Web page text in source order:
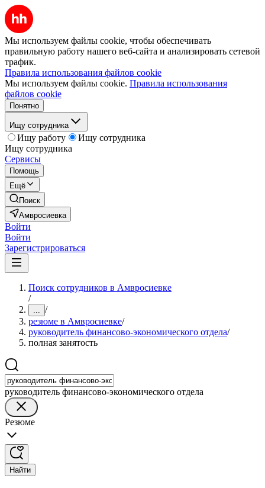
Мы используем файлы cookie, чтобы обеспечивать
правильную работу нашего веб-сайта и анализировать сетевой
трафик.
Правила использования файлов cookie
Мы используем файлы cookie. Правила использования
файлов cookie
Понятно
Ищу сотрудника
Ищу работу
Ищу сотрудника
Ищу сотрудника
Сервисы
Помощь
Ещё
Поиск
Амвросиевка
Войти
Войти
Зарегистрироваться
Поиск сотрудников в Амвросиевке
/
... /
резюме в Амвросиевке/
руководитель финансово-экономического отдела/
полная занятость
руководитель финансово-экономического отдела
Резюме
Найти